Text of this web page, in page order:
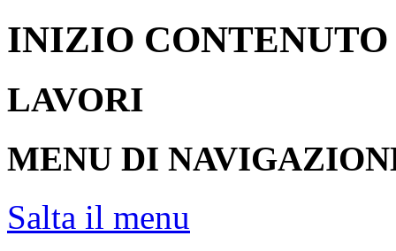
INIZIO CONTENUTO
LAVORI
MENU DI
Salta il menu